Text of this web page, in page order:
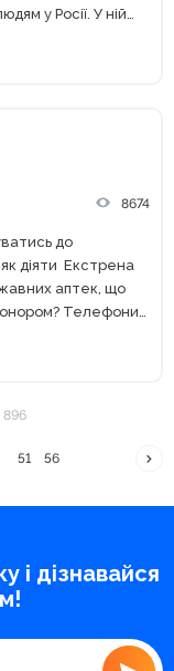
8674
896
51 56
і дізнавайся